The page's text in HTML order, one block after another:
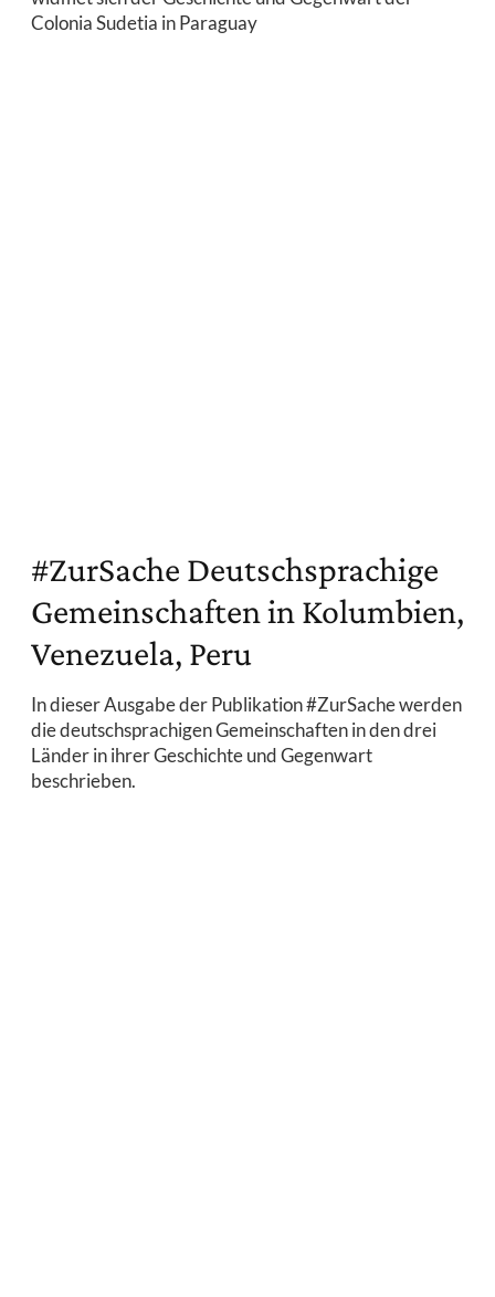
Colonia Sudetia in Paraguay
#ZurSache Deutschsprachige
Gemeinschaften in Kolumbien,
Venezuela, Peru
In dieser Ausgabe der Publikation #ZurSache werden
die deutschsprachigen Gemeinschaften in den drei
Länder in ihrer Geschichte und Gegenwart
beschrieben.